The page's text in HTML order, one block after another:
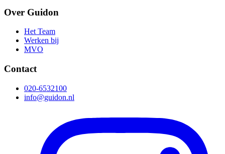
Over Guidon
Het Team
Werken bij
MVO
Contact
020-6532100
info@guidon.nl